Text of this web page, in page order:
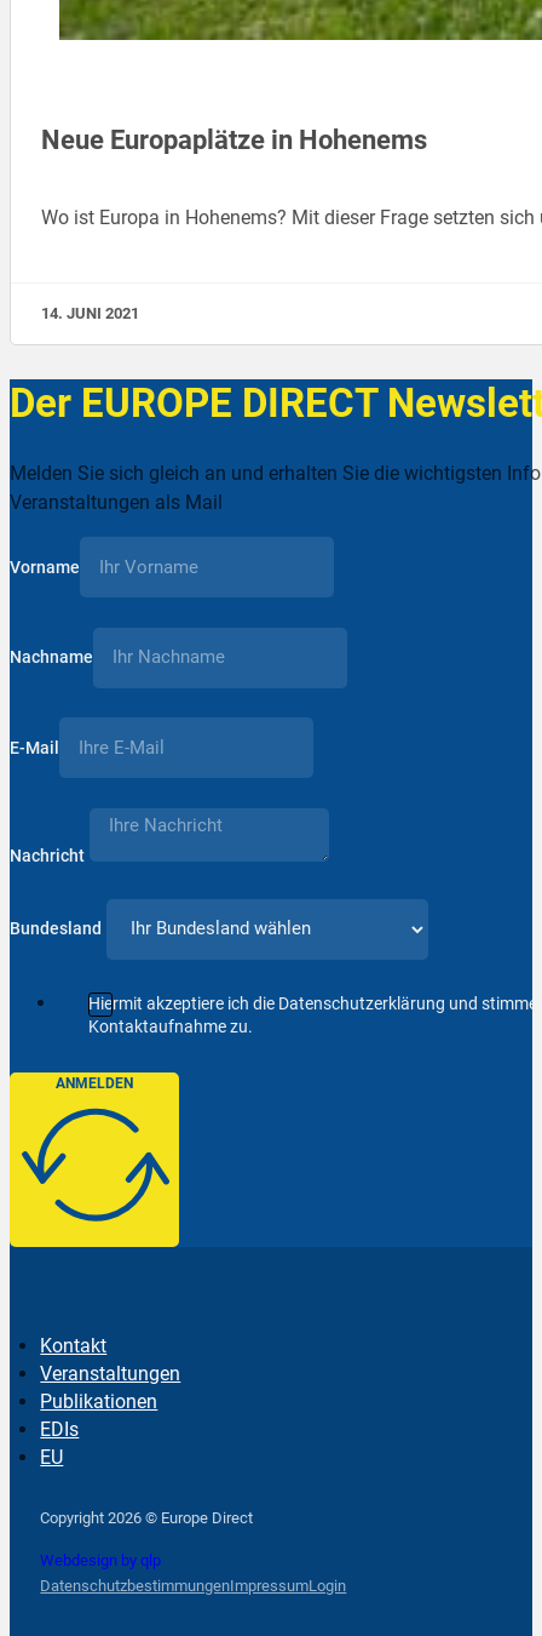
Neue Europaplätze in Hohenems
Wo ist Europa in Hohenems? Mit dieser Frage setzten
14. JUNI 2021
Der EUROPE DIRECT
Melden Sie sich gleich an und erhalten Sie die wichtigsten
Veranstaltungen als Mail
Vorname
Nachname
E-Mail
Nachricht
Bundesland
Hiermit akzeptiere ich die Datenschutzerklärung und
Kontaktaufnahme zu.
ANMELDEN
Kontakt
Veranstaltungen
Publikationen
EDIs
EU
Copyright 2026 © Europe Direct
Webdesign by qlp
DatenschutzbestimmungenImpressumLogin